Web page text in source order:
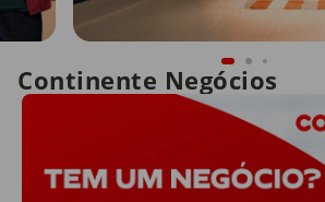
Continente Negócios